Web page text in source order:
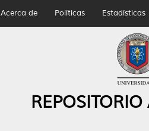
Acerca de Políticas Estadísticas